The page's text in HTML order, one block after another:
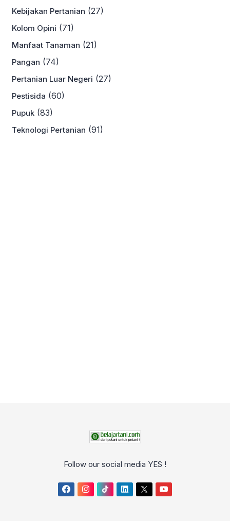
Kebijakan Pertanian (27)
Kolom Opini (71)
Manfaat Tanaman (21)
Pangan (74)
Pertanian Luar Negeri (27)
Pestisida (60)
Pupuk (83)
Teknologi Pertanian (91)
Follow our social media YES !